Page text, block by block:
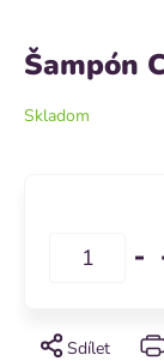
Šampón
Sdílet
Skladom